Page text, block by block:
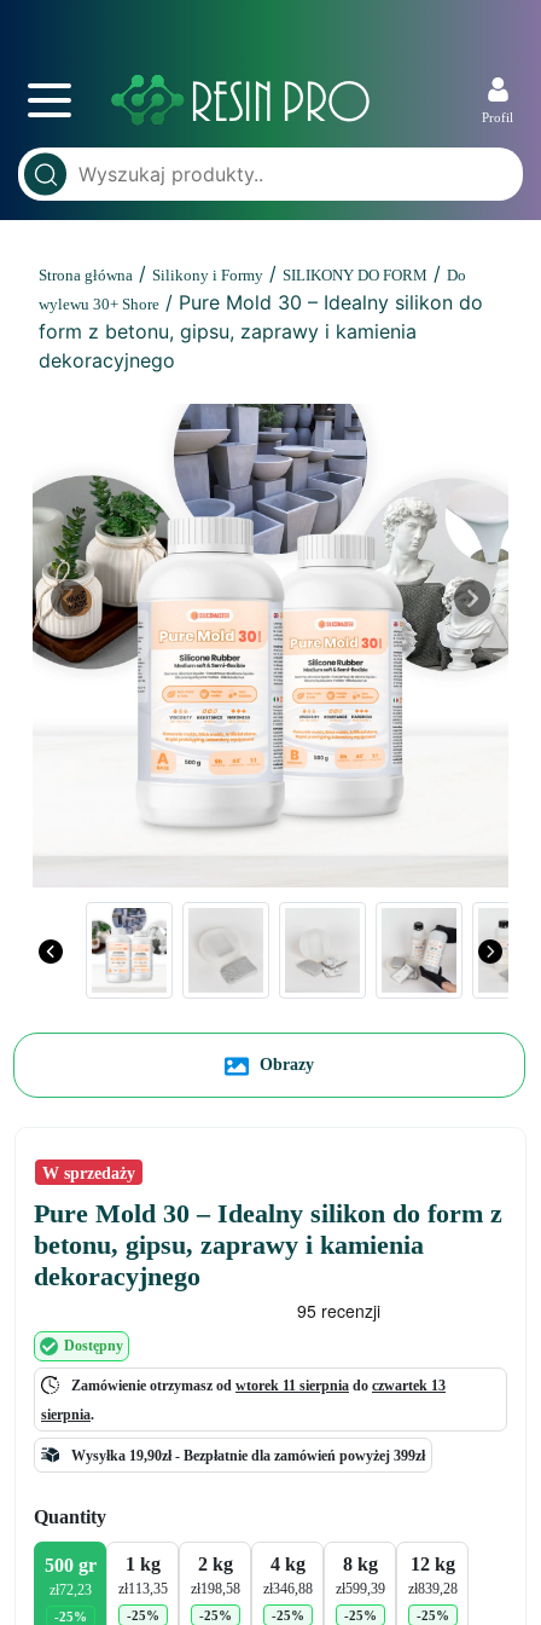
Profil
Strona główna / Silikony i Formy / SILIKONY DO FORM / Do
wylewu 30+ Shore / Pure Mold 30 – Idealny silikon do
form z betonu, gipsu, zaprawy i kamienia
dekoracyjnego
Previous Next
Obrazy
W sprzedaży
Pure Mold 30 – Idealny silikon do form z
betonu, gipsu, zaprawy i kamienia
dekoracyjnego
Dostępny
Zamówienie otrzymasz od wtorek 11 sierpnia do czwartek 13
sierpnia.
Wysyłka 19,90zł - Bezpłatnie dla zamówień powyżej 399zł
Quantity
500 gr
zł72,23
-25%
1 kg
zł113,35
-25%
2 kg
zł198,58
-25%
4 kg
zł346,88
-25%
8 kg
zł599,39
-25%
12 kg
zł839,28
-25%